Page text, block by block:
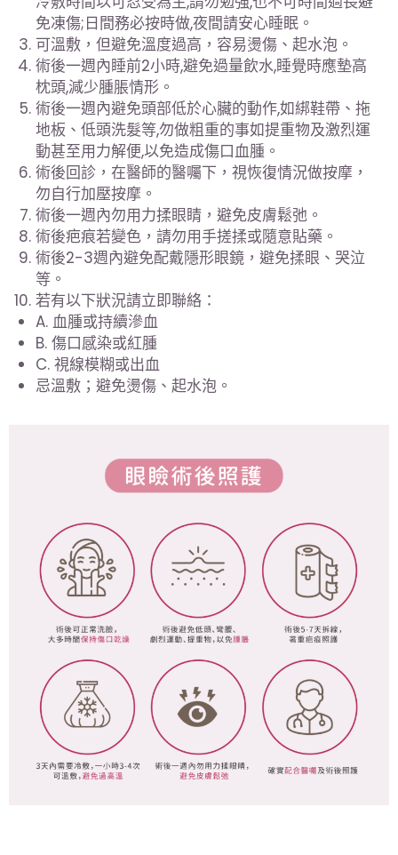
免凍傷;日間務必按時做,夜間請安心睡眠。
可溫敷，但避免溫度過高，容易燙傷、起水泡。
術後一週內睡前2小時,避免過量飲水,睡覺時應墊高
枕頭,減少腫脹情形。
術後一週內避免頭部低於心臟的動作,如綁鞋帶、拖
地板、低頭洗髮等,勿做粗重的事如提重物及激烈運
動甚至用力解便,以免造成傷口血腫。
術後回診，在醫師的醫囑下，視恢復情況做按摩，
勿自行加壓按摩。
術後一週內勿用力揉眼睛，避免皮膚鬆弛。
術後疤痕若變色，請勿用手搓揉或隨意貼藥。
術後2-3週內避免配戴隱形眼鏡，避免揉眼、哭泣
等。
若有以下狀況請立即聯絡：
A. 血腫或持續滲血
B. 傷口感染或紅腫
C. 視線模糊或出血
忌溫敷；避免燙傷、起水泡。